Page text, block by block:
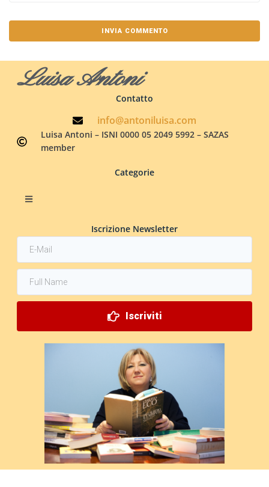
Luisa Antoni
Contatto
info@antoniluisa.com
Luisa Antoni – ISNI 0000 05 2049 5992 – SAZAS
member
Categorie
Iscrizione Newsletter
Iscriviti